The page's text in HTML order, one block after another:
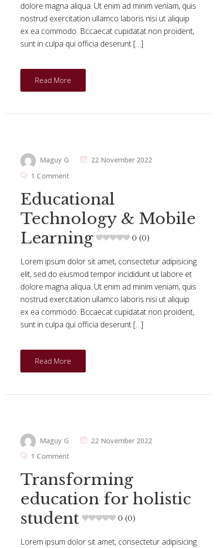
dolore magna aliqua. Ut enim ad minim veniam, quis
nostrud exercitation ullamco laboris nisi ut aliquip
ex ea commodo. Bccaecat cupidatat non proident,
sunt in culpa qui officia deserunt […]
Read More
Maguy G
22 November 2022
1 Comment
Educational
Technology & Mobile
Learning
0 (0)
Lorem ipsum dolor sit amet, consectetur adipisicing
elit, sed do eiusmod tempor incididunt ut labore et
dolore magna aliqua. Ut enim ad minim veniam, quis
nostrud exercitation ullamco laboris nisi ut aliquip
ex ea commodo. Bccaecat cupidatat non proident,
sunt in culpa qui officia deserunt […]
Read More
Maguy G
22 November 2022
1 Comment
Transforming
education for holistic
student
0 (0)
Lorem ipsum dolor sit amet, consectetur adipisicing